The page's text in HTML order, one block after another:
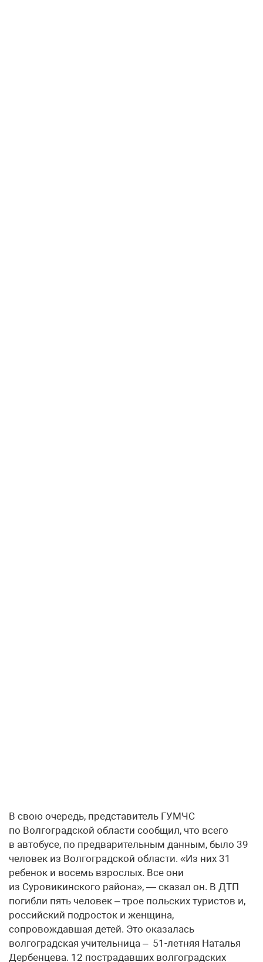
В свою очередь, представитель ГУМЧС
по Волгоградской области сообщил, что всего
в автобусе, по предварительным данным, было 39
человек из Волгоградской области. «Из них 31
ребенок и восемь взрослых. Все они
из Суровикинского района», — сказал он. В ДТП
погибли пять человек – трое польских туристов и,
российский подросток и женщина,
сопровождавшая детей. Это оказалась
волгоградская учительница – 51-летняя Наталья
Дербенцева. 12 пострадавших волгоградских